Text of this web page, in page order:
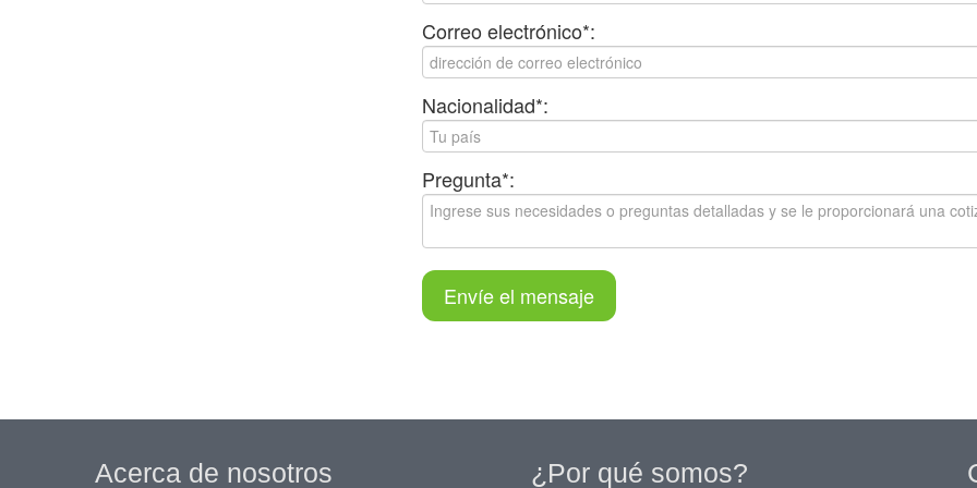
Correo electrónico*:
Nacionalidad*:
Pregunta*:
Envíe el mensaje
Acerca de nosotros ¿Por qué somos?